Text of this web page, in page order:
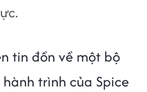
tin đồn về một bộ
trình của Spice